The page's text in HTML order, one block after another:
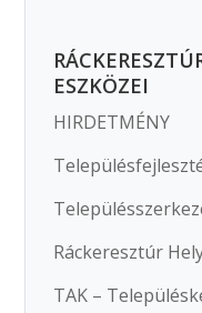
ESZKÖZEI
HIRDETMÉNY
Ráckeresztúr
TAK –